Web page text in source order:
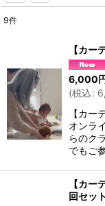
並び順:
9件
【カー
6,000
(税込:
【カー
オンラ
らのク
でもご
【カー
回セッ